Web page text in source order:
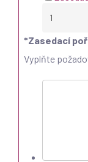
*Zasedací
Vyplňte